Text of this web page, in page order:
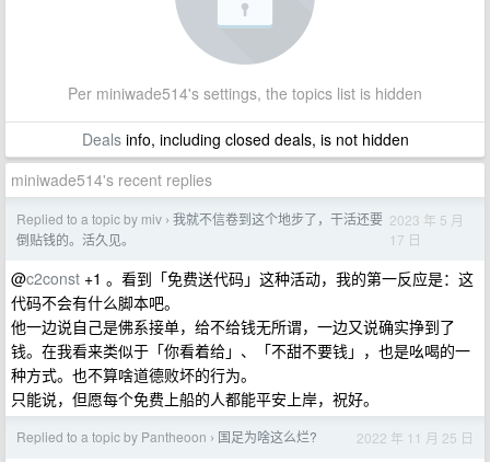
Per miniwade514's settings, the topics list is hidden
Dealsinfo, including closed deals, is not hidden
miniwade514's recent replies
Replied to a topic by miv › 我就不信卷到这个地步了，干活还要
倒贴钱的。活久见。
2023 年 5 月
17 日
@c2const +1 。看到「免费送代码」这种活动，我的第一反应是：这
代码不会有什么脚本吧。
他一边说自己是佛系接单，给不给钱无所谓，一边又说确实挣到了
钱。在我看来类似于「你看着给」、「不甜不要钱」，也是吆喝的一
种方式。也不算啥道德败坏的行为。
只能说，但愿每个免费上船的人都能平安上岸，祝好。
Replied to a topic by Pantheoon › 国足为啥这么烂? 2022 年 11 月 25 日